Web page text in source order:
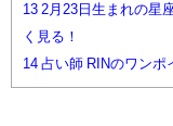
13 2月23日生まれの星
く見る！
14 占い師 RINのワンポ